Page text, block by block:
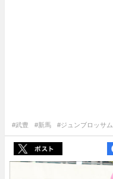
#武豊 #新馬 #ジュンブロッサム